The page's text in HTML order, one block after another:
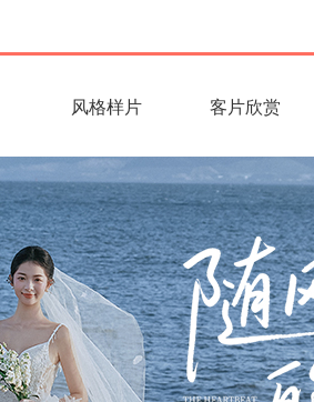
风格样片 客片欣赏